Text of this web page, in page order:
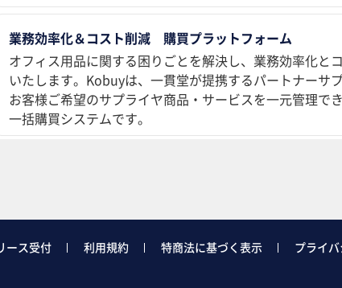
業務効率化＆コスト削減 購買プラットフォーム
オフィス用品に関する困りごとを解決し、業務効率化と
いたします。Kobuyは、一貫堂が提携するパートナーサプ
お客様ご希望のサプライヤ商品・サービスを一元管理で
一括購買システムです。
ース受付 利用規約 特商法に基づく表示 プライ